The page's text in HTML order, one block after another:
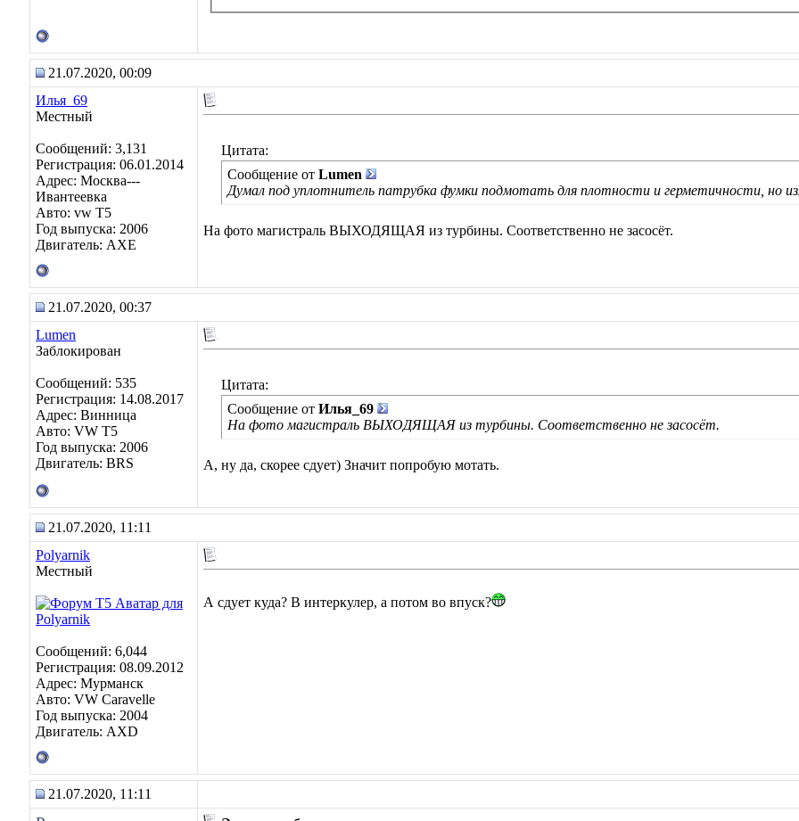
21.07.2020, 00:09
Илья_69
Местный
Сообщений: 3,131
Регистрация: 06.01.2014
Адрес: Москва---
Ивантеевка
Авто: vw T5
Год выпуска: 2006
Двигатель: AXE
Цитата:
Сообщение от Lumen
Думал под уплотнитель патрубка фумки подмотать для плотности и герметичности, но
На фото магистраль ВЫХОДЯЩАЯ из турбины. Соответственно не засосёт.
21.07.2020, 00:37
Lumen
Заблокирован
Сообщений: 535
Регистрация: 14.08.2017
Адрес: Винница
Авто: VW T5
Год выпуска: 2006
Двигатель: BRS
Цитата:
Сообщение от Илья_69
На фото магистраль ВЫХОДЯЩАЯ из турбины. Соответственно не засосёт.
А, ну да, скорее сдует) Значит попробую мотать.
21.07.2020, 11:11
Polyarnik
Местный
Сообщений: 6,044
Регистрация: 08.09.2012
Адрес: Мурманск
Авто: VW Caravelle
Год выпуска: 2004
Двигатель: AXD
А сдует куда? В интеркулер, а потом во впуск?
21.07.2020, 11:11